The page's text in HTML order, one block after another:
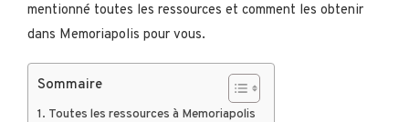
mentionné toutes les ressources et comment les obtenir
dans Memoriapolis pour vous.
Sommaire
Toutes les ressources à Memoriapolis